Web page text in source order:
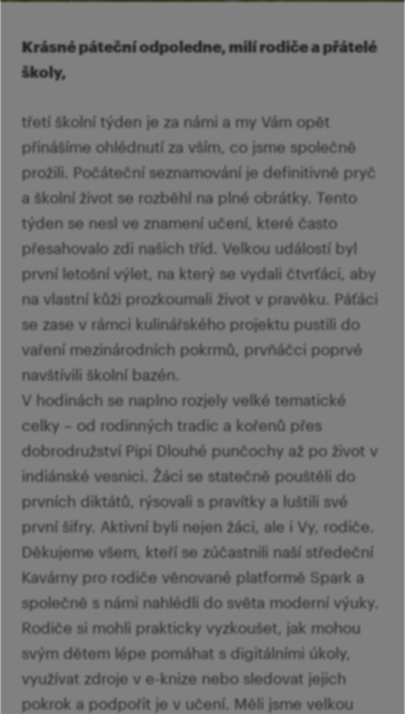
Krásné páteční odpoledne, milí rodiče a přátelé
školy,
třetí školní týden je za námi a my Vám opět
přinášíme ohlédnutí za vším, co jsme společně
prožili. Počáteční seznamování je definitivně pryč
a školní život se rozběhl na plné obrátky. Tento
týden se nesl ve znamení učení, které často
přesahovalo zdi našich tříd. Velkou událostí byl
první letošní výlet, na který se vydali čtvrťáci, aby
na vlastní kůži prozkoumali život v pravěku. Páťáci
se zase v rámci kulinářského projektu pustili do
vaření mezinárodních pokrmů, prvňáčci poprvé
navštívili školní bazén.
V hodinách se naplno rozjely velké tematické
celky – od rodinných tradic a kořenů přes
dobrodružství Pipi Dlouhé punčochy až po život v
indiánské vesnici. Žáci se statečně pouštěli do
prvních diktátů, rýsovali s pravítky a luštili své
první šifry. Aktivní byli nejen žáci, ale i Vy, rodiče.
Děkujeme všem, kteří se zúčastnili naší středeční
Kavárny pro rodiče věnované platformě Spark a
společně s námi nahlédli do světa moderní výuky.
Rodiče si mohli prakticky vyzkoušet, jak mohou
svým dětem lépe pomáhat s digitálními úkoly,
využívat zdroje v e-knize nebo sledovat jejich
pokrok a podpořit je v učení. Měli jsme velkou